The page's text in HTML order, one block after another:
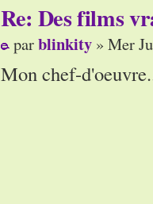
Re: Des films
parblinkity » Mer
Mon chef-